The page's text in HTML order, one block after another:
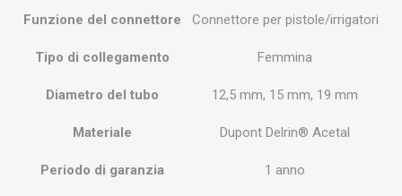
Funzione del connettore Connettore per pistole/irrigatori
Tipo di collegamento Femmina
Diametro del tubo 12,5 mm, 15 mm, 19 mm
Materiale Dupont Delrin® Acetal
Periodo di garanzia 1 anno